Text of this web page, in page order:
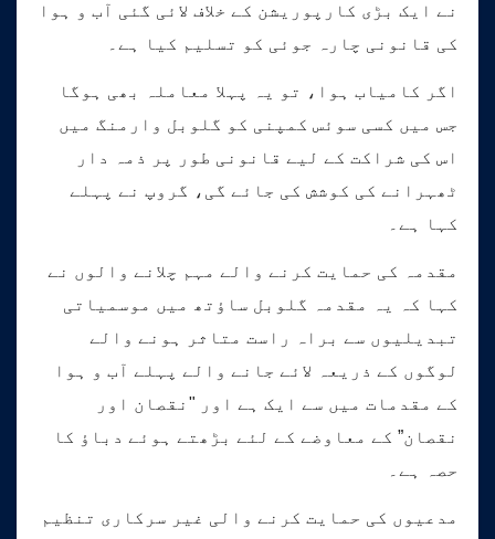
نے ایک بڑی کارپوریشن کے خلاف لائی گئی آب و ہوا
کی قانونی چارہ جوئی کو تسلیم کیا ہے۔
اگر کامیاب ہوا، تو یہ پہلا معاملہ بھی ہوگا
جس میں کسی سوئس کمپنی کو گلوبل وارمنگ میں
اس کی شراکت کے لیے قانونی طور پر ذمہ دار
ٹھہرانے کی کوشش کی جائے گی، گروپ نے پہلے
کہا ہے۔
مقدمہ کی حمایت کرنے والے مہم چلانے والوں نے
کہا کہ یہ مقدمہ گلوبل ساؤتھ میں موسمیاتی
تبدیلیوں سے براہ راست متاثر ہونے والے
لوگوں کے ذریعہ لائے جانے والے پہلے آب و ہوا
کے مقدمات میں سے ایک ہے اور "نقصان اور
نقصان” کے معاوضے کے لئے بڑھتے ہوئے دباؤ کا
حصہ ہے۔
مدعیوں کی حمایت کرنے والی غیر سرکاری تنظیم